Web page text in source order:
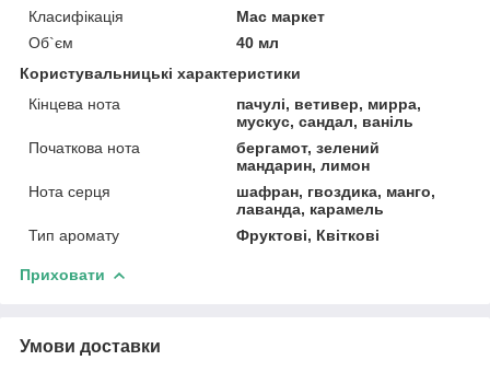
Класифікація
Мас маркет
Об`єм
40 мл
Користувальницькі характеристики
Кінцева нота
пачулі, ветивер, мирра,
мускус, сандал, ваніль
Початкова нота
бергамот, зелений
мандарин, лимон
Нота серця
шафран, гвоздика, манго,
лаванда, карамель
Тип аромату
Фруктові, Квіткові
Приховати
Умови доставки